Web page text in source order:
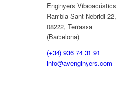
Enginyers Vibroacústics
Rambla Sant Nebridi
08222, Terrassa
(Barcelona)
(+34) 936 74 31 91
info@avenginyers.com